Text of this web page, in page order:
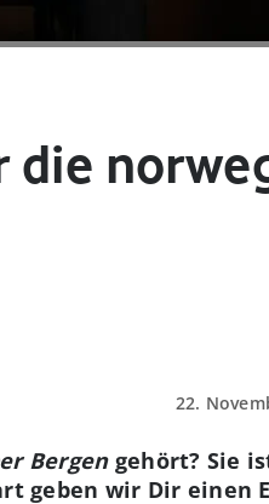
die
22.
Bergengehört? Sie
geben wir Dir einen